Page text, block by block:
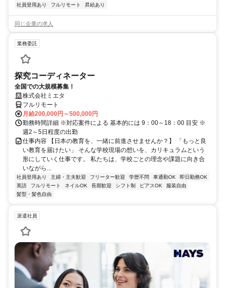
社員登用あり フルリモート 昇給あり
同じ企業の求人
業務委託
探究コーディネーター
全国での大規模募集！
株式会社ミエタ
フルリモート
月給200,000円～500,000円
勤務時間詳細 ※対応案件による 基本的には 9：00～18：00 目安 ※
週2～5日程度の出勤
仕事内容 【日本の教育を、一緒に前進させませんか？】 「もっと良
い教育を届けたい」 そんな学校現場の想いを、カリキュラムという
形にしていく仕事です。 私たちは、学校ごとの理念や課題に向き合
いながら...
社員登用あり 主婦・主夫歓迎 フリーター歓迎 学歴不問 車通勤OK
即日勤務OK
英語
フルリモート ネイルOK 長期歓迎 シフト制 ピアスOK
服装自由
髪型・髪色自由
派遣社員